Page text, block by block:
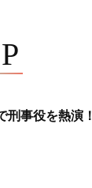
刑事役を熱演